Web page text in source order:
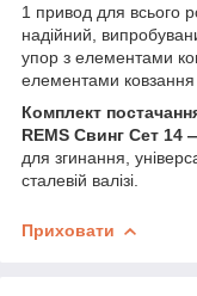
1 привод для всього
надійний,
упор з елементами
елементами
Комплект
REMS Свинг Сет
для згинання,
сталевій валізі.
Приховати